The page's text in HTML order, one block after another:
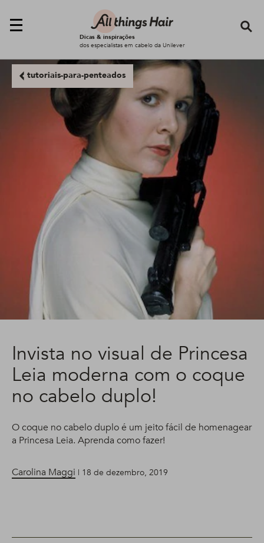
Dicas & inspirações
dos especialistas em cabelo da Unilever
tutoriais-para-penteados
Invista no visual de Princesa
Leia moderna com o coque
no cabelo duplo!
O coque no cabelo duplo é um jeito fácil de homenagear
a Princesa Leia. Aprenda como fazer!
Carolina Maggi | 18 de dezembro, 2019